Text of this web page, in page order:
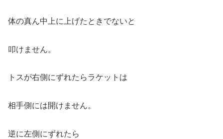
体の真ん中上に上げたときでないと
叩けません。
トスが右側にずれたらラケットは
相手側には開けません。
逆に左側にずれたら